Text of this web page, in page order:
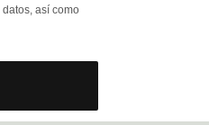
así como